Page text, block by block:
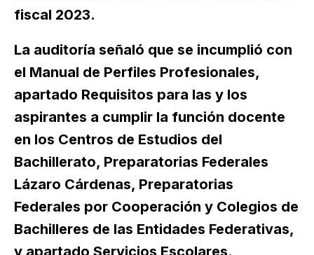
fiscal 2023.
La auditoría señaló que se incumplió con
el Manual de Perfiles Profesionales,
apartado Requisitos para las y los
aspirantes a cumplir la función docente
en los Centros de Estudios del
Bachillerato, Preparatorias Federales
Lázaro Cárdenas, Preparatorias
Federales por Cooperación y Colegios de
Bachilleres de las Entidades Federativas,
y apartado Servicios Escolares.